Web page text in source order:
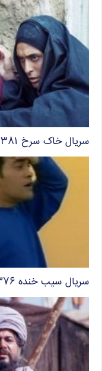
سریال خاک سرخ ۱۳۸۱
سریال سیب خنده ۱۳۷۶